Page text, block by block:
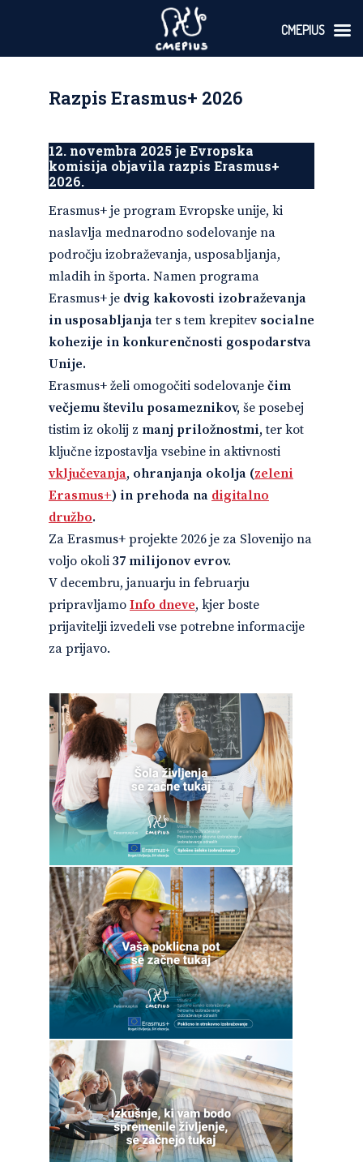
Razpis Erasmus+ 2026
12. novembra 2025 je Evropska
komisija objavila razpis Erasmus+
2026.
Erasmus+ je program Evropske unije, ki
naslavlja mednarodno sodelovanje na
področju izobraževanja, usposabljanja,
mladih in športa. Namen programa
Erasmus+ je dvig kakovosti izobraževanja
in usposabljanjater s tem krepitev socialne
kohezije in konkurenčnosti gospodarstva
Unije.
Erasmus+ želi omogočiti sodelovanje čim
večjemu številu posameznikov, še posebej
tistim iz okolij z manj priložnostmi, ter kot
ključne izpostavlja vsebine in aktivnosti
vključevanja, ohranjanja okolja (zeleni
Erasmus+) in prehoda na digitalno
družbo.
Za Erasmus+ projekte 2026 je za Slovenijo na
voljo okoli 37 milijonov evrov.
V decembru, januarju in februarju
pripravljamo Info dneve, kjer boste
prijavitelji izvedeli vse potrebne informacije
za prijavo.
CMEPIUS